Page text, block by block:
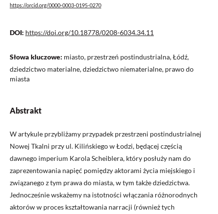
https://orcid.org/0000-0003-0195-0270
DOI: https://doi.org/10.18778/0208-6034.34.11
Słowa kluczowe: miasto, przestrzeń postindustrialna, Łódź,
dziedzictwo materialne, dziedzictwo niematerialne, prawo do
miasta
Abstrakt
W artykule przybliżamy przypadek przestrzeni postindustrialnej
Nowej Tkalni przy ul. Kilińskiego w Łodzi, będącej częścią
dawnego imperium Karola Scheiblera, który posłuży nam do
zaprezentowania napięć pomiędzy aktorami życia miejskiego i
związanego z tym prawa do miasta, w tym także dziedzictwa.
Jednocześnie wskażemy na istotności włączania różnorodnych
aktorów w proces kształtowania narracji (również tych